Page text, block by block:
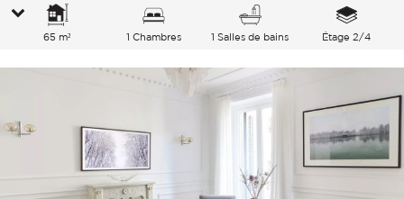
65 m² 1 Chambres 1 Salles de bains Étage 2/4